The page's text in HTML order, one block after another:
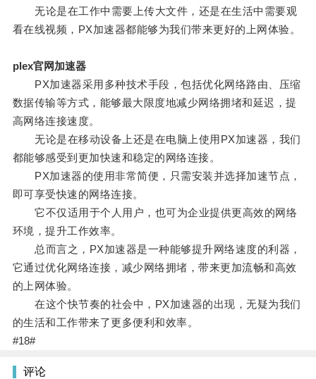
无论是在工作中需要上传大文件，还是在生活中需要观
看在线视频，PX加速器都能够为我们带来更好的上网体验。
plex官网加速器
PX加速器采用多种技术手段，包括优化网络路由、压缩
数据传输等方式，能够最大限度地减少网络拥堵和延迟，提
高网络连接速度。
无论是在移动设备上还是在电脑上使用PX加速器，我们
都能够感受到更加快速和稳定的网络连接。
PX加速器的使用非常简便，只需安装并选择加速节点，
即可享受快速的网络连接。
它不仅适用于个人用户，也可为企业提供更高效的网络
环境，提升工作效率。
总而言之，PX加速器是一种能够提升网络速度的利器，
它通过优化网络连接，减少网络拥堵，带来更加流畅和高效
的上网体验。
在这个快节奏的社会中，PX加速器的出现，无疑为我们
的生活和工作带来了更多便利和效率。
#18#
评论